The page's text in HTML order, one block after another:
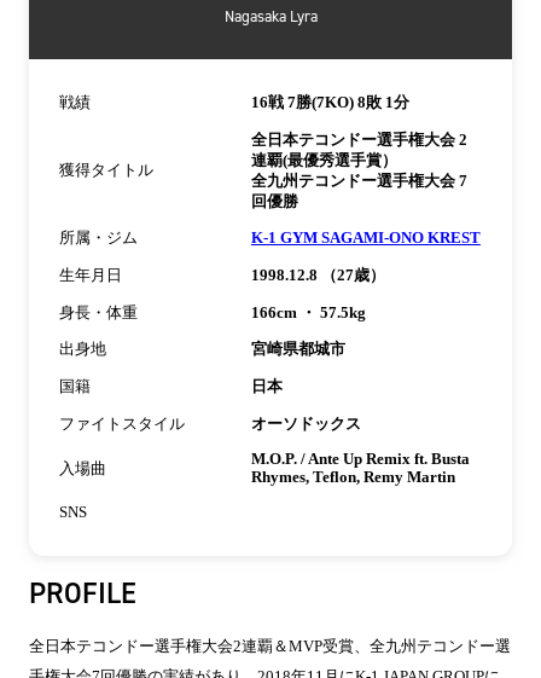
Nagasaka Lyra
戦績 16戦 7勝(7KO) 8敗 1分
獲得タイトル
全日本テコンドー選手権大会 2
連覇(最優秀選手賞）
全九州テコンドー選手権大会 7
回優勝
所属・ジム K-1 GYM SAGAMI-ONO KREST
生年月日 1998.12.8 （27歳）
身長・体重 166cm ・ 57.5kg
出身地 宮崎県都城市
国籍 日本
ファイトスタイル オーソドックス
入場曲
M.O.P. / Ante Up Remix ft. Busta
Rhymes, Teflon, Remy Martin
SNS
PROFILE
全日本テコンドー選手権大会2連覇＆MVP受賞、全九州テコンドー選